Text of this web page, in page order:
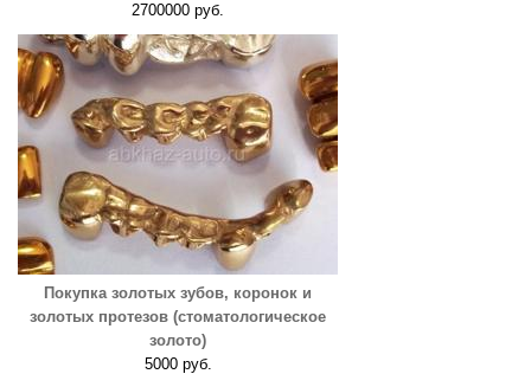
2700000 руб.
Покупка золотых зубов, коронок и
золотых протезов (стоматологическое
золото)
5000 руб.